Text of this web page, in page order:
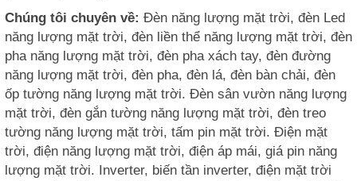
Chúng tôi chuyên về: Đèn năng lượng mặt trời, đèn Led
năng lượng mặt trời, đèn liền thể năng lượng mặt trời, đèn
pha năng lượng mặt trời, đèn pha xách tay, đèn đường
năng lượng mặt trời, đèn pha, đèn lá, đèn bàn chải, đèn
ốp tường năng lượng mặt trời. Đèn sân vườn năng lượng
mặt trời, đèn gắn tường năng lượng mặt trời, đèn treo
tường năng lượng mặt trời, tấm pin mặt trời. Điện mặt
trời, điện năng lượng mặt trời, điện áp mái, giá pin năng
lượng mặt trời. Inverter, biến tần inverter, điện mặt trời